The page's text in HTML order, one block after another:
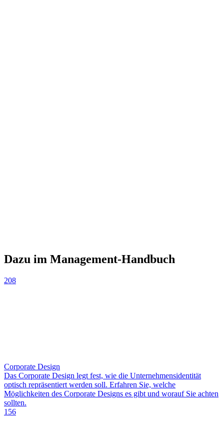
Dazu im Management-Handbuch
208
Corporate Design
Das Corporate Design legt fest, wie die Unternehmensidentität
optisch repräsentiert werden soll. Erfahren Sie, welche
Möglichkeiten des Corporate Designs es gibt und worauf Sie achten
sollten.
156